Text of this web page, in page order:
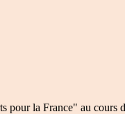
pour la France" au cours